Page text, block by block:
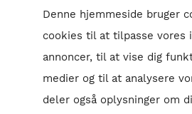
Denne hjemmeside bruger
cookies til at tilpasse vores
annoncer, til at vise dig
medier og til at analysere
deler også oplysninger om